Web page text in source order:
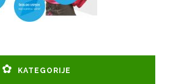
KATEGORIJE